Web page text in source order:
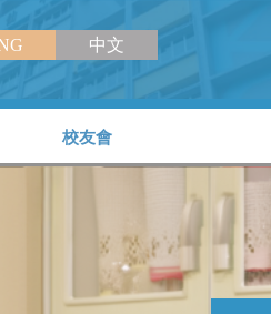
中文
校友會